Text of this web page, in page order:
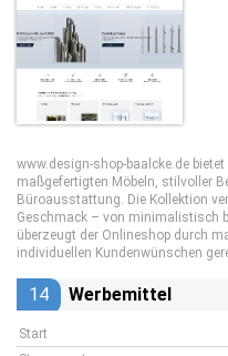
www.design-shop-baalcke.de
maßgefertigten Möbeln, stilvoller
Büroausstattung. Die Kollektion
Geschmack – von minimalistisch
überzeugt der Onlineshop durch
individuellen Kundenwünschen
14 Werbemittel
Start